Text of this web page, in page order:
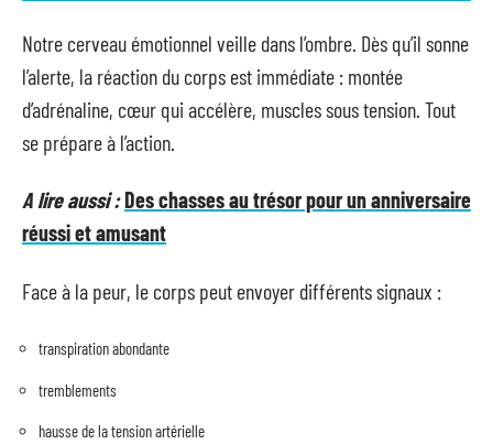
Notre cerveau émotionnel veille dans l’ombre. Dès qu’il sonne
l’alerte, la réaction du corps est immédiate : montée
d’adrénaline, cœur qui accélère, muscles sous tension. Tout
se prépare à l’action.
A lire aussi :Des chasses au trésor pour un anniversaire
réussi et amusant
Face à la peur, le corps peut envoyer différents signaux :
transpiration abondante
tremblements
hausse de la tension artérielle